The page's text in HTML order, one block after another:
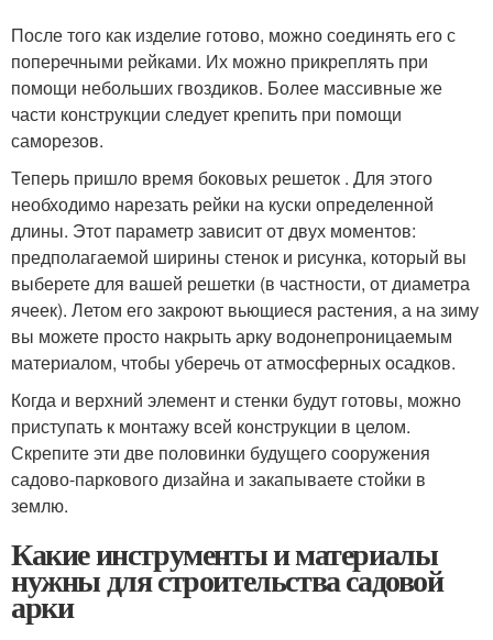
После того как изделие готово, можно соединять его с
поперечными рейками. Их можно прикреплять при
помощи небольших гвоздиков. Более массивные же
части конструкции следует крепить при помощи
саморезов.
Теперь пришло время боковых решеток . Для этого
необходимо нарезать рейки на куски определенной
длины. Этот параметр зависит от двух моментов:
предполагаемой ширины стенок и рисунка, который вы
выберете для вашей решетки (в частности, от диаметра
ячеек). Летом его закроют вьющиеся растения, а на зиму
вы можете просто накрыть арку водонепроницаемым
материалом, чтобы уберечь от атмосферных осадков.
Когда и верхний элемент и стенки будут готовы, можно
приступать к монтажу всей конструкции в целом.
Скрепите эти две половинки будущего сооружения
садово-паркового дизайна и закапываете стойки в
землю.
Какие инструменты и материалы
нужны для строительства садовой
арки